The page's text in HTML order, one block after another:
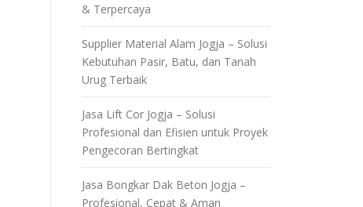
& Terpercaya
Supplier Material Alam Jogja – Solusi
Kebutuhan Pasir, Batu, dan Tanah
Urug Terbaik
Jasa Lift Cor Jogja – Solusi
Profesional dan Efisien untuk Proyek
Pengecoran Bertingkat
Jasa Bongkar Dak Beton Jogja –
Profesional, Cepat & Aman